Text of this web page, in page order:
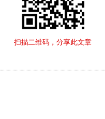
扫描二维码，分享此文章